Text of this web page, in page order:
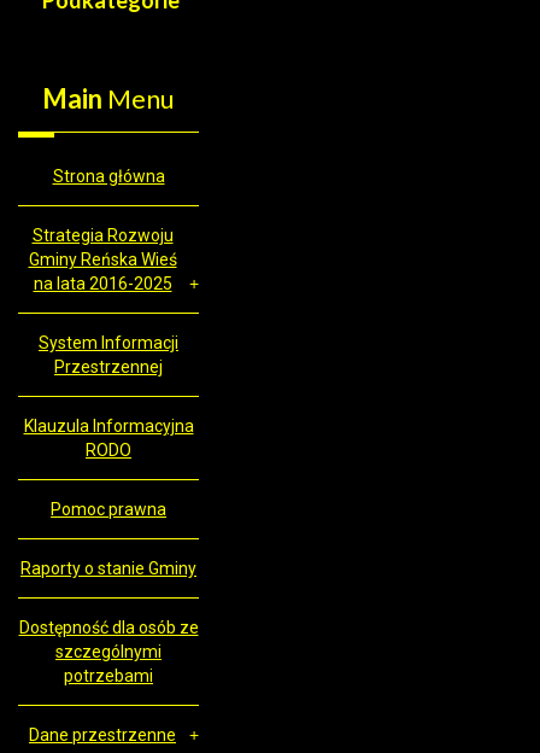
Main Menu
Strona główna
Strategia Rozwoju
Gminy Reńska Wieś
na lata 2016-2025
System Informacji
Przestrzennej
Klauzula Informacyjna
RODO
Pomoc prawna
Raporty o stanie Gminy
Dostępność dla osób ze
szczególnymi
potrzebami
Dane przestrzenne